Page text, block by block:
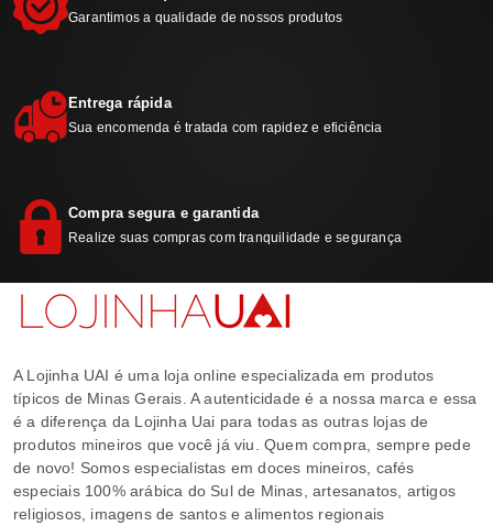
Garantimos a qualidade de nossos produtos
Entrega rápida
Sua encomenda é tratada com rapidez e eficiência
Compra segura e garantida
Realize suas compras com tranquilidade e segurança
A Lojinha UAI é uma loja online especializada em produtos
típicos de Minas Gerais. A autenticidade é a nossa marca e essa
é a diferença da Lojinha Uai para todas as outras lojas de
produtos mineiros que você já viu. Quem compra, sempre pede
de novo! Somos especialistas em doces mineiros, cafés
especiais 100% arábica do Sul de Minas, artesanatos, artigos
religiosos, imagens de santos e alimentos regionais